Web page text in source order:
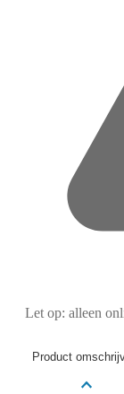
Let op: alleen
Product